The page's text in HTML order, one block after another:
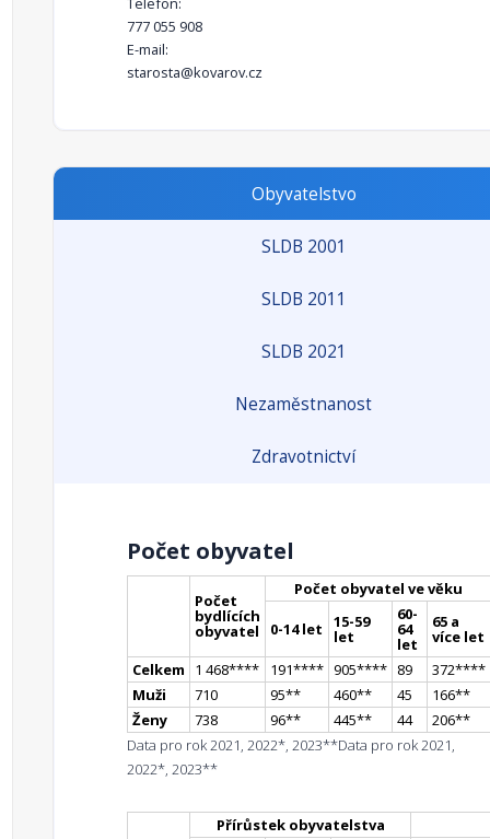
777 055 908
E-mail:
starosta@kovarov.cz
Obyvatelstvo
SLDB 2001
SLDB 2011
SLDB 2021
Nezaměstnanost
Zdravotnictví
Počet obyvatel
Počet
bydlících
obyvatel
Počet obyvatel ve věku
0-14 let 15-59
let
60-
64
let
65 a
více let
Celkem
1 468**** 191**** 905**** 89 372****
Muži
710 95** 460** 45 166**
Ženy
738 96** 445** 44 206**
Data pro rok 2021, 2022*, 2023**Data pro rok 2021,
2022*, 2023**
Přírůstek obyvatelstva